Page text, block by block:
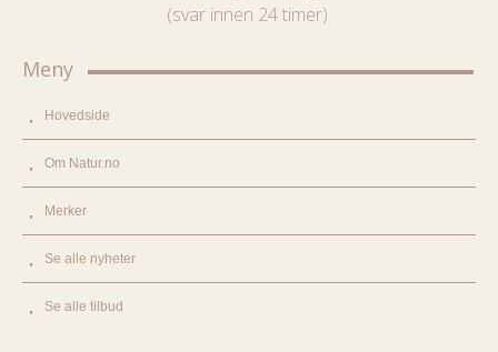
(svar innen 24 timer)
Meny
Hovedside
Om Natur.no
Merker
Se alle nyheter
Se alle tilbud